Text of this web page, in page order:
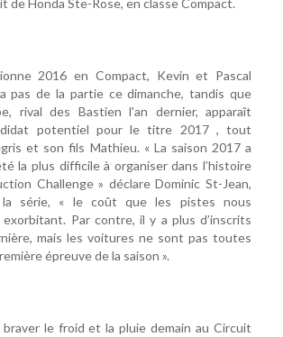
de Honda Ste-Rose, en classe Compact.
2016 en Compact, Kevin et Pascal
pas de la partie ce dimanche, tandis que
rival des Bastien l'an dernier, apparaît
potentiel pour le titre 2017 , tout
et son fils Mathieu. « La saison 2017 a
la plus difficile à organiser dans l’histoire
Challenge » déclare Dominic St-Jean,
série, « le coût que les pistes nous
Par contre, il y a plus d’inscrits
mais les voitures ne sont pas toutes
épreuve de la saison ».
le froid et la pluie demain au Circuit